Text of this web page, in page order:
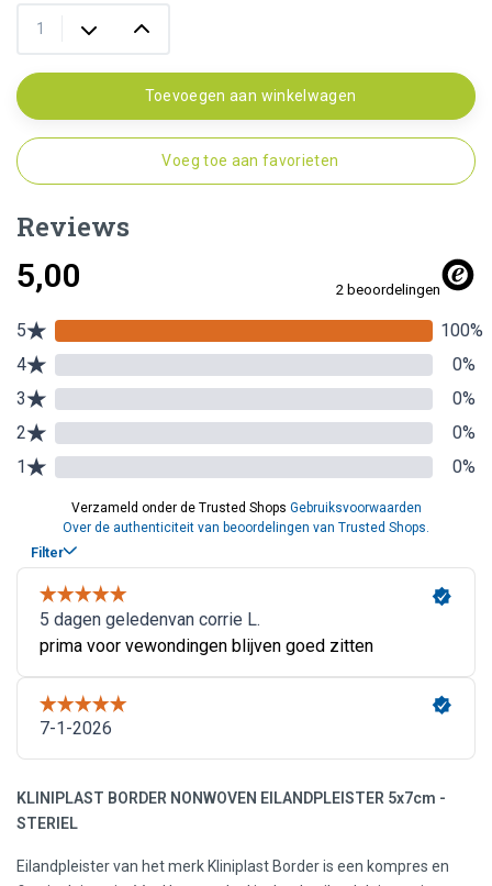
Toevoegen aan winkelwagen
Voeg toe aan favorieten
Reviews
KLINIPLAST BORDER NONWOVEN EILANDPLEISTER 5x7cm -
STERIEL
Eilandpleister van het merk Kliniplast Border is een kompres en